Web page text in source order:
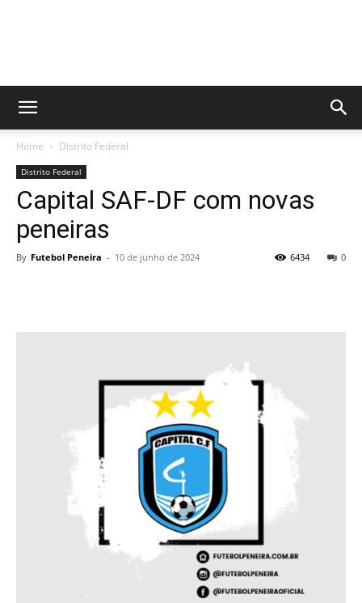
Home Distrito Federal
Distrito Federal
Capital SAF-DF com novas
peneiras
By Futebol Peneira - 10 de junho de 2024 0
6434